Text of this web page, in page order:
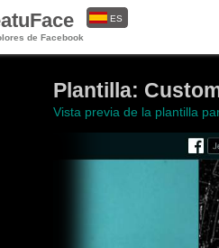
de Facebook
ES
Plantilla:
Vista previa de la plantilla